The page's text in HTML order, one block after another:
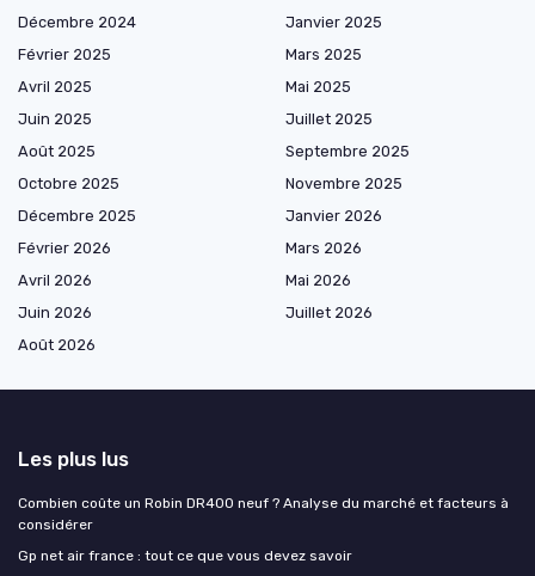
Décembre 2024
Janvier 2025
Février 2025
Mars 2025
Avril 2025
Mai 2025
Juin 2025
Juillet 2025
Août 2025
Septembre 2025
Octobre 2025
Novembre 2025
Décembre 2025
Janvier 2026
Février 2026
Mars 2026
Avril 2026
Mai 2026
Juin 2026
Juillet 2026
Août 2026
Les plus lus
Combien coûte un Robin DR400 neuf ? Analyse du marché et facteurs à
considérer
Gp net air france : tout ce que vous devez savoir